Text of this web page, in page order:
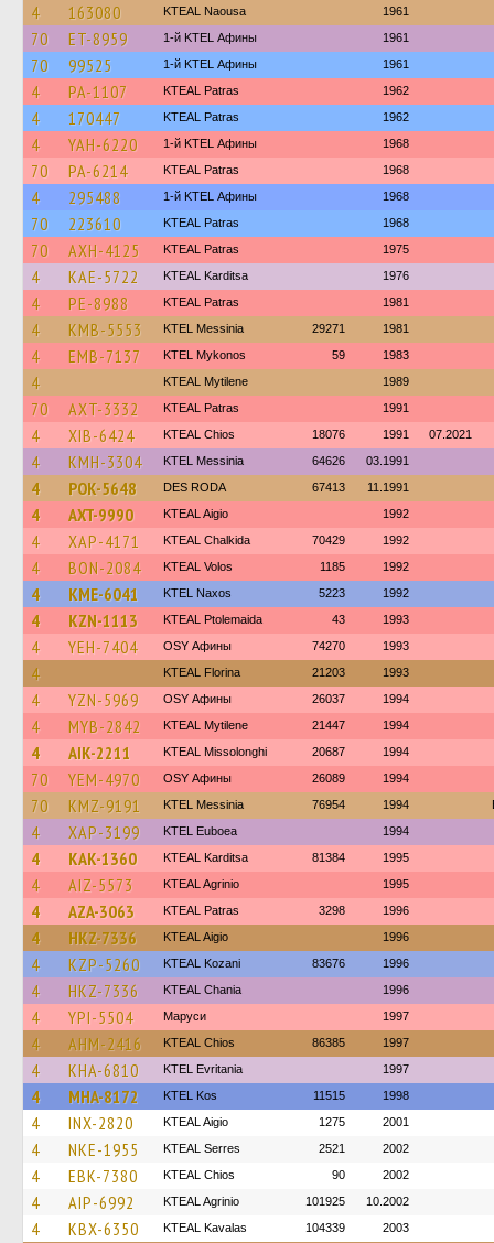
4 163080 KTEAL Naousa 1961
70 ET-8959 1-й KTEL Афины 1961
70 99525 1-й KTEL Афины 1961
4 PA-1107 KTEAL Patras 1962
4 170447 KTEAL Patras 1962
4 YAH-6220 1-й KTEL Афины 1968
70 PA-6214 KTEAL Patras 1968
4 295488 1-й KTEL Афины 1968
70 223610 KTEAL Patras 1968
70 AXH-4125 KTEAL Patras 1975
4 KAE-5722 KTEAL Karditsa 1976
4 PE-8988 KTEAL Patras 1981
4 KMB-5553 KTEL Messinia 29271 1981
4 EMB-7137 KTEL Mykonos 59 1983
4 KTEAL Mytilene 1989
70 AXT-3332 KTEAL Patras 1991
4 XIB-6424 KTEAL Chios 18076 1991 07.2021
4 KMH-3304 KTEL Messinia 64626 03.1991
4 POK-5648 DES RODA 67413 11.1991
4 AXT-9990 KTEAL Aigio 1992
4 XAP-4171 KTEAL Chalkida 70429 1992
4 BON-2084 KTEAL Volos 1185 1992
4 KME-6041 KTEL Naxos 5223 1992
4 KZN-1113 KTEAL Ptolemaida 43 1993
4 YEH-7404 OSY Афины 74270 1993
4 KTEAL Florina 21203 1993
4 YZN-5969 OSY Афины 26037 1994
4 MYB-2842 KTEAL Mytilene 21447 1994
4 AIK-2211 KTEAL Missolonghi 20687 1994
70 YEM-4970 OSY Афины 26089 1994
70 KMZ-9191 KTEL Messinia 76954 1994
4 XAP-3199 ΚΤΕL Euboea 1994
4 KAK-1360 KTEAL Karditsa 81384 1995
4 AIZ-5573 KTEAL Agrinio 1995
4 AZA-3063 KTEAL Patras 3298 1996
4 HKZ-7336 KTEAL Aigio 1996
4 KZP-5260 KTEAL Kozani 83676 1996
4 HKZ-7336 KTEAL Chania 1996
4 YPI-5504 Маруси 1997
4 AHM-2416 KTEAL Chios 86385 1997
4 KHA-6810 ΚΤΕL Evritania 1997
4 MHA-8172 KTEL Kos 11515 1998
4 INX-2820 KTEAL Aigio 1275 2001
4 NKE-1955 KTEAL Serres 2521 2002
4 EBK-7380 KTEAL Chios 90 2002
4 AIP-6992 KTEAL Agrinio 101925 10.2002
4 KBX-6350 KTEAL Kavalas 104339 2003